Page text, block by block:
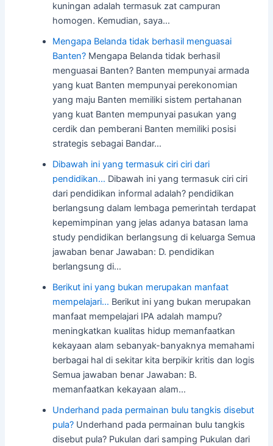
kuningan adalah termasuk zat campuran
homogen. Kemudian, saya…
Mengapa Belanda tidak berhasil menguasai
Banten? Mengapa Belanda tidak berhasil
menguasai Banten? Banten mempunyai armada
yang kuat Banten mempunyai perekonomian
yang maju Banten memiliki sistem pertahanan
yang kuat Banten mempunyai pasukan yang
cerdik dan pemberani Banten memiliki posisi
strategis sebagai Bandar…
Dibawah ini yang termasuk ciri ciri dari
pendidikan… Dibawah ini yang termasuk ciri ciri
dari pendidikan informal adalah? pendidikan
berlangsung dalam lembaga pemerintah terdapat
kepemimpinan yang jelas adanya batasan lama
study pendidikan berlangsung di keluarga Semua
jawaban benar Jawaban: D. pendidikan
berlangsung di…
Berikut ini yang bukan merupakan manfaat
mempelajari… Berikut ini yang bukan merupakan
manfaat mempelajari IPA adalah mampu?
meningkatkan kualitas hidup memanfaatkan
kekayaan alam sebanyak-banyaknya memahami
berbagai hal di sekitar kita berpikir kritis dan logis
Semua jawaban benar Jawaban: B.
memanfaatkan kekayaan alam…
Underhand pada permainan bulu tangkis disebut
pula? Underhand pada permainan bulu tangkis
disebut pula? Pukulan dari samping Pukulan dari